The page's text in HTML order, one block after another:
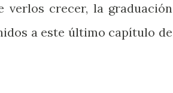
verlos crecer, la graduación
a este último capítulo de